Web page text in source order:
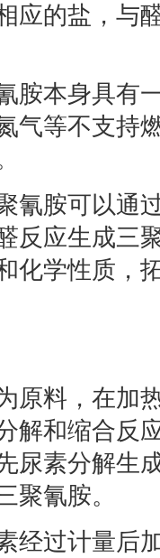
应的盐，与
胺本身具有
气等不支持
氰胺可以通
反应生成三
化学性质，
原料，在加
解和缩合反
尿素分解生
聚氰胺。
经过计量后